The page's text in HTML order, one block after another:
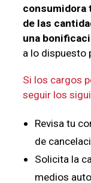
consumidora
de las
una
a lo dispuesto
Si los cargos
seguir los
Revisa tu
de
Solicita la
medios